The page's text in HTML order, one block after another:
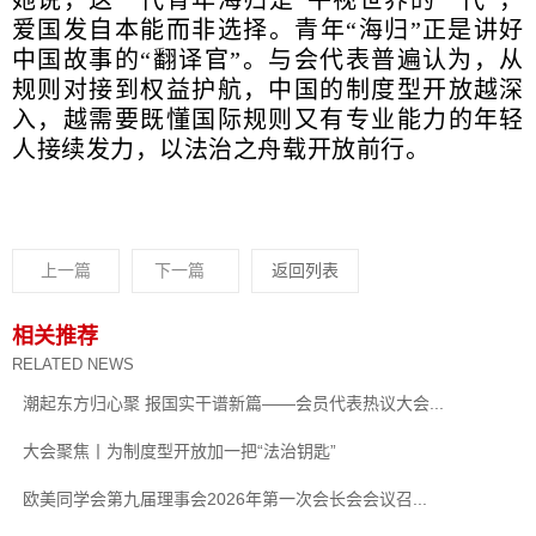
爱国发自本能而非选择。青年“海归”正是讲好
中国故事的“翻译官”。与会代表普遍认为，从
规则对接到权益护航，中国的制度型开放越深
入，越需要既懂国际规则又有专业能力的年轻
人接续发力，以法治之舟载开放前行。
上一篇 下一篇 返回列表
相关推荐
RELATED NEWS
潮起东方归心聚 报国实干谱新篇——会员代表热议大会...
大会聚焦丨为制度型开放加一把“法治钥匙”
欧美同学会第九届理事会2026年第一次会长会会议召...